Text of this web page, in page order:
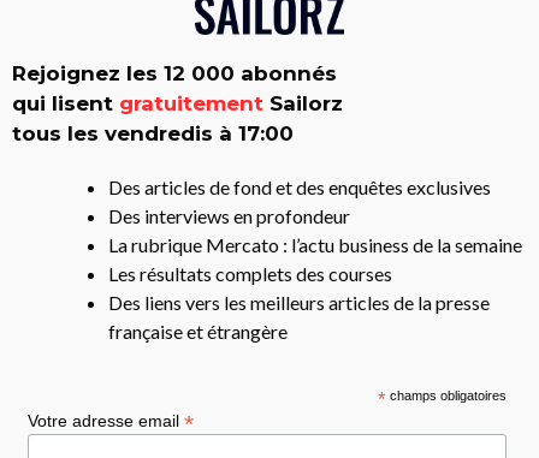
Rejoignez les 12 000 abonnés
qui lisent gratuitement Sailorz
tous les vendredis à 17:00
Des articles de fond et des enquêtes exclusives
Des interviews en profondeur
La rubrique Mercato : l’actu business de la semaine
Les résultats complets des courses
Des liens vers les meilleurs articles de la presse
française et étrangère
* champs obligatoires
Votre adresse email *